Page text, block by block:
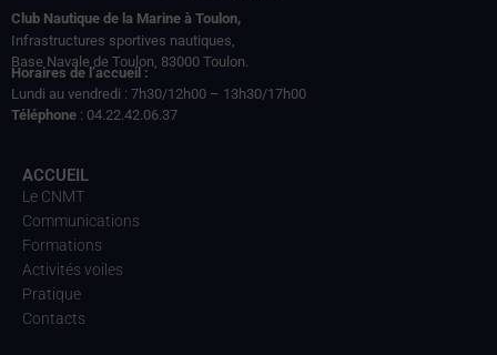
Club Nautique de la Marine à Toulon,
Infrastructures sportives nautiques,
Base Navale de Toulon, 83000 Toulon.
Horaires de l’accueil :
Lundi au vendredi : 7h30/12h00 – 13h30/17h00
Téléphone : 04.22.42.06.37
ACCUEIL
Le CNMT
Communications
Formations
Activités voiles
Pratique
Contacts